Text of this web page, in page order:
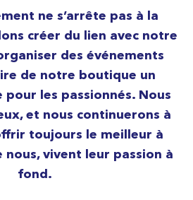
ne s’arrête pas à la
créer du lien avec notre
des événements
de notre boutique un
les passionnés. Nous
et nous continuerons à
toujours le meilleur à
nous, vivent leur passion à
fond.